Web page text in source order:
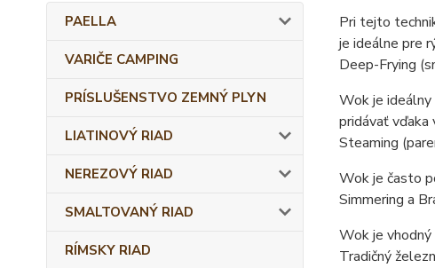
PAELLA
VARIČE CAMPING
PRÍSLUŠENSTVO ZEMNÝ PLYN
LIATINOVÝ RIAD
NEREZOVÝ RIAD
SMALTOVANÝ RIAD
RÍMSKY RIAD
Pri tejto
je ideálne pre
Deep-Frying
Wok je ideálny
pridávať vďaka
Steaming
Wok je často
Simmering a
Wok je vhodný
Tradičný